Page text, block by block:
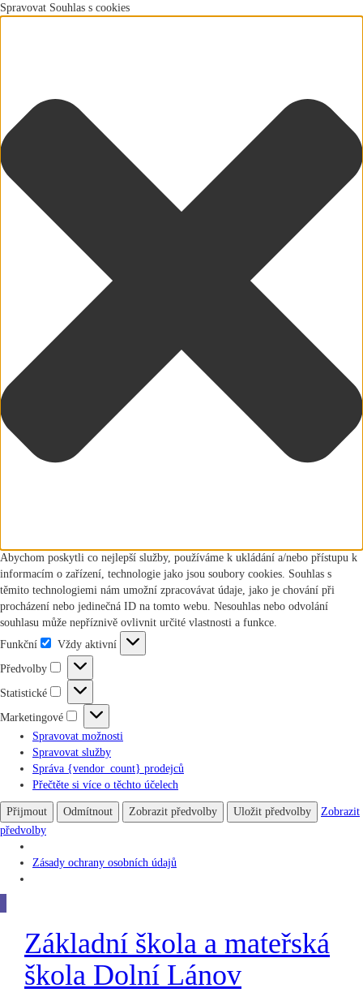
Spravovat Souhlas s cookies
Abychom poskytli co nejlepší služby, používáme k ukládání a/nebo přístupu k
informacím o zařízení, technologie jako jsou soubory cookies. Souhlas s
těmito technologiemi nám umožní zpracovávat údaje, jako je chování při
procházení nebo jedinečná ID na tomto webu. Nesouhlas nebo odvolání
souhlasu může nepříznivě ovlivnit určité vlastnosti a funkce.
Funkční
Funkční
Vždy aktivní
Předvolby
Předvolby
Statistické
Statistické
Marketingové
Marketingové
Spravovat možnosti
Spravovat služby
Správa {vendor_count} prodejců
Přečtěte si více o těchto účelech
Přijmout Odmítnout Zobrazit předvolby Uložit předvolby
Zobrazit
předvolby
Zásady ochrany osobních údajů
Základní škola a mateřská
škola Dolní Lánov